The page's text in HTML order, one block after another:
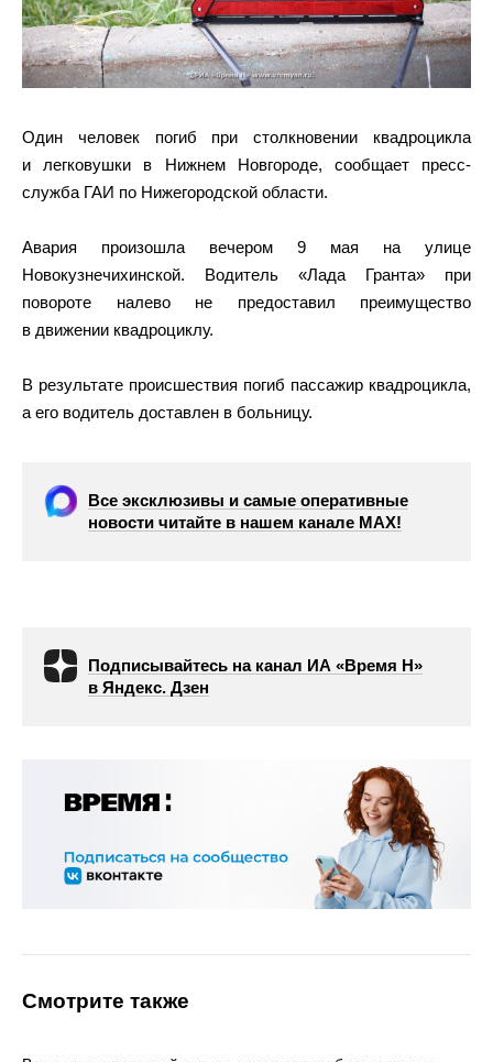
Один человек погиб при столкновении квадроцикла
и легковушки в Нижнем Новгороде, сообщает пресс-
служба ГАИ по Нижегородской области.
Авария произошла вечером 9 мая на улице
Новокузнечихинской. Водитель «Лада Гранта» при
повороте налево не предоставил преимущество
в движении квадроциклу.
В результате происшествия погиб пассажир квадроцикла,
а его водитель доставлен в больницу.
Все эксклюзивы и самые оперативные
новости читайте в нашем канале МАХ!
Подписывайтесь на канал ИА «Время Н»
в Яндекс. Дзен
Смотрите также